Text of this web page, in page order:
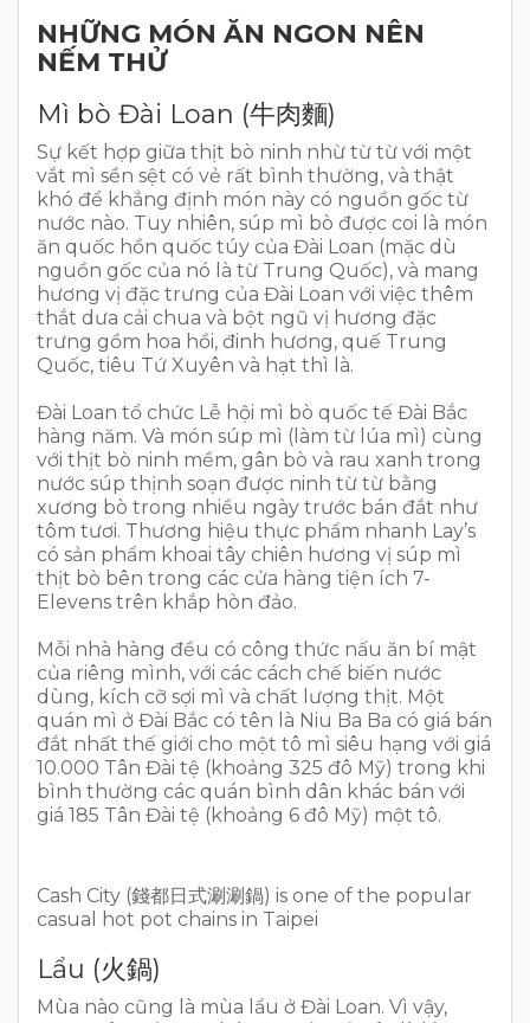
NHỮNG MÓN ĂN NGON NÊN
NẾM THỬ
Mì bò Đài Loan (牛肉麵)
Sự kết hợp giữa thịt bò ninh nhừ từ từ với một
vắt mì sền sệt có vẻ rất bình thường, và thật
khó để khẳng định món này có nguồn gốc từ
nước nào. Tuy nhiên, súp mì bò được coi là món
ăn quốc hồn quốc túy của Đài Loan (mặc dù
nguồn gốc của nó là từ Trung Quốc), và mang
hương vị đặc trưng của Đài Loan với việc thêm
thắt dưa cải chua và bột ngũ vị hương đặc
trưng gồm hoa hồi, đinh hương, quế Trung
Quốc, tiêu Tứ Xuyên và hạt thì là.
Đài Loan tổ chức Lễ hội mì bò quốc tế Đài Bắc
hàng năm. Và món súp mì (làm từ lúa mì) cùng
với thịt bò ninh mềm, gân bò và rau xanh trong
nước súp thịnh soạn được ninh từ từ bằng
xương bò trong nhiều ngày trước bán đắt như
tôm tươi. Thương hiệu thực phẩm nhanh Lay’s
có sản phẩm khoai tây chiên hương vị súp mì
thịt bò bên trong các cửa hàng tiện ích 7-
Elevens trên khắp hòn đảo.
Mỗi nhà hàng đều có công thức nấu ăn bí mật
của riêng mình, với các cách chế biến nước
dùng, kích cỡ sợi mì và chất lượng thịt. Một
quán mì ở Đài Bắc có tên là Niu Ba Ba có giá bán
đắt nhất thế giới cho một tô mì siêu hạng với giá
10.000 Tân Đài tệ (khoảng 325 đô Mỹ) trong khi
bình thường các quán bình dân khác bán với
giá 185 Tân Đài tệ (khoảng 6 đô Mỹ) một tô.
Cash City (錢都日式涮涮鍋) is one of the popular
casual hot pot chains in Taipei
Lẩu (火鍋)
Mùa nào cũng là mùa lẩu ở Đài Loan. Vì vậy,